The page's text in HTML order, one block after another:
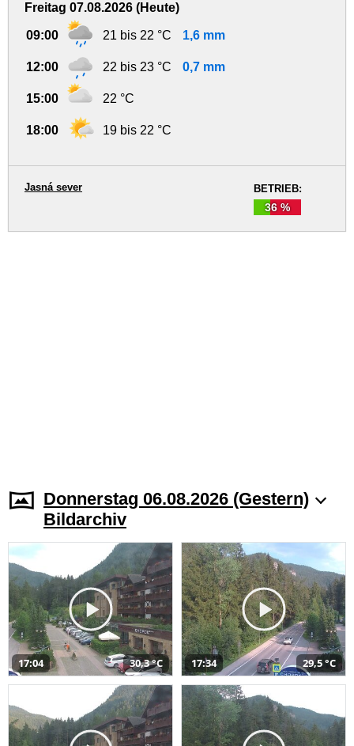
Freitag 07.08.2026 (Heute)
09:00 21 bis 22 °C 1,6 mm
12:00 22 bis 23 °C 0,7 mm
15:00 22 °C
18:00 19 bis 22 °C
BETRIEB:
36 %
Jasná sever
Donnerstag 06.08.2026 (Gestern)
Bildarchiv
17:04 30,3 °C 17:34 29,5 °C